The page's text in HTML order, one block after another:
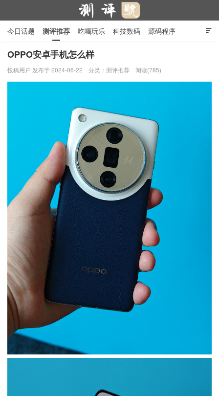
测评号

今日话题 测评推荐 吃喝玩乐 科技数码 源码程序
行业产品 在线投稿 隐私政策
OPPO安卓手机怎么样
投稿用户 发布于 2024-06-22 分类： 测评推荐 阅读(785)